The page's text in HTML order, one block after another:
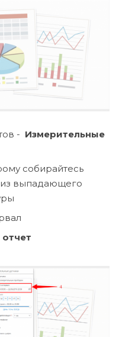
- Измерительные
собирайтесь
из выпадающего